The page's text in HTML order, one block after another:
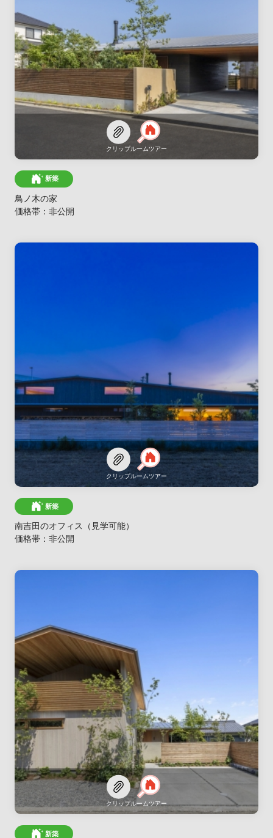
クリップルームツアー
新築
鳥ノ木の家
価格帯：非公開
クリップルームツアー
新築
南吉田のオフィス（見学可能）
価格帯：非公開
クリップルームツアー
新築